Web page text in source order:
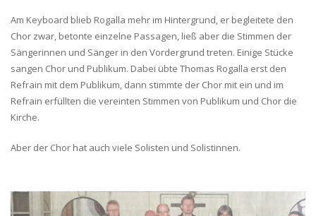
Am Keyboard blieb Rogalla mehr im Hintergrund, er begleitete den
Chor zwar, betonte einzelne Passagen, ließ aber die Stimmen der
Sängerinnen und Sänger in den Vordergrund treten. Einige Stücke
sangen Chor und Publikum. Dabei übte Thomas Rogalla erst den
Refrain mit dem Publikum, dann stimmte der Chor mit ein und im
Refrain erfüllten die vereinten Stimmen von Publikum und Chor die
Kirche.
Aber der Chor hat auch viele Solisten und Solistinnen.